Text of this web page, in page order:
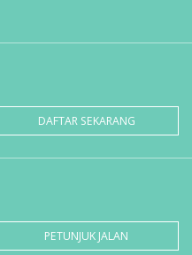
DAFTAR SEKARANG
PETUNJUK JALAN